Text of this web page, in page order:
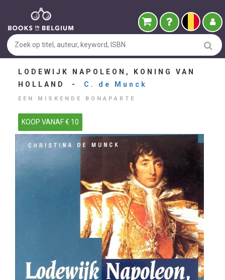
LODEWIJK NAPOLEON, KONING VAN
HOLLAND - C. de Munck
EEN MISKENDE BONAPARTE
KOOP VANAF € 10